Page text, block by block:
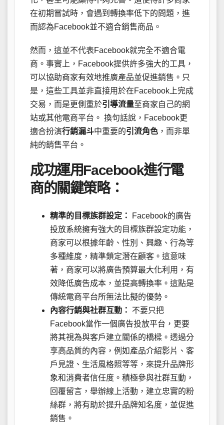
在初期嘗試時，會遇到轉換率低下的問題，進
而認為Facebook並不適合銷售商品。
然而，這並不代表Facebook就完全不適合電
商。事實上，Facebook提供許多強大的工具，
可以協助商家有效地推廣產品並促進銷售。只
是，這些工具並非直接用於在Facebook上完成
交易，而是更側重於引導流量至商家自己的網
站或其他電商平台。 換句話說，Facebook更
適合扮演行銷漏斗中重要的引流角色 ，而非單
純的銷售平台。
成功運用Facebook進行電
商的關鍵策略：
精準的目標族群設定：
Facebook的廣告
投放系統擁有強大的目標族群設定功能，
商家可以根據年齡、性別、興趣、行為等
多種維度，精準鎖定潛在顧客。這意味
著，商家可以將廣告預算最大化利用，有
效降低廣告成本，並提高轉換率。這點是
傳統電商平台所無法比擬的優勢。
內容行銷與社群互動：
不要只把
Facebook當作一個廣告投放平台，更要
將其視為與客戶建立關係的橋樑。透過分
享高品質的內容，例如產品介紹影片、客
戶見證、生活風格照等等，來提升品牌形
象和消費者信任度。積極參與社群互動，
回覆留言，舉辦線上活動，建立忠實的粉
絲群，將有助於提升品牌知名度，並促進
銷售。